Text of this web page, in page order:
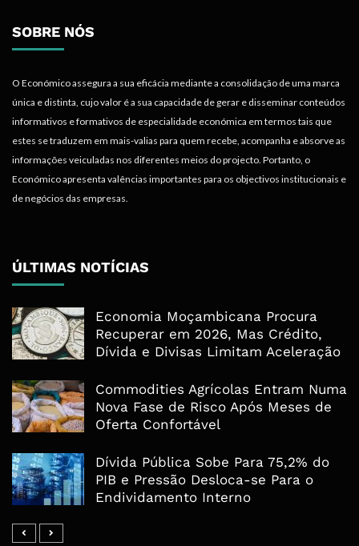
SOBRE NÓS
O Económico assegura a sua eficácia mediante a consolidação de uma marca
única e distinta, cujo valor é a sua capacidade de gerar e disseminar conteúdos
informativos e formativos de especialidade económica em termos tais que
estes se traduzem em mais-valias para quem recebe, acompanha e absorve as
informações veiculadas nos diferentes meios do projecto. Portanto, o
Económico apresenta valências importantes para os objectivos institucionais e
de negócios das empresas.
ÚLTIMAS NOTÍCIAS
Economia Moçambicana Procura
Recuperar em 2026, Mas Crédito,
Dívida e Divisas Limitam Aceleração
Commodities Agrícolas Entram Numa
Nova Fase de Risco Após Meses de
Oferta Confortável
Dívida Pública Sobe Para 75,2% do
PIB e Pressão Desloca-se Para o
Endividamento Interno